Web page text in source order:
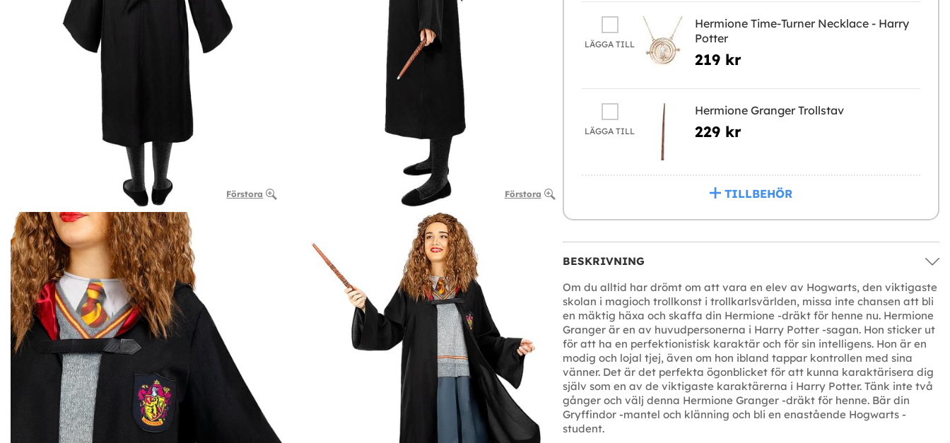
Förstora Förstora
LÄGGA TILL
Hermione Time-Turner Necklace - Harry
Potter
219 kr
LÄGGA TILL
Hermione Granger Trollstav
229 kr
TILLBEHÖR
BESKRIVNING
Om du alltid har drömt om att vara en elev av Hogwarts, den viktigaste
skolan i magioch trollkonst i trollkarlsvärlden, missa inte chansen att bli
en mäktig häxa och skaffa din Hermione -dräkt för henne nu. Hermione
Granger är en av huvudpersonerna i Harry Potter -sagan. Hon sticker ut
för att ha en perfektionistisk karaktär och för sin intelligens. Hon är en
modig och lojal tjej, även om hon ibland tappar kontrollen med sina
vänner. Det är det perfekta ögonblicket för att kunna karaktärisera dig
själv som en av de viktigaste karaktärerna i Harry Potter. Tänk inte två
gånger och välj denna Hermione Granger -dräkt för henne. Bär din
Gryffindor -mantel och klänning och bli en enastående Hogwarts -
student.